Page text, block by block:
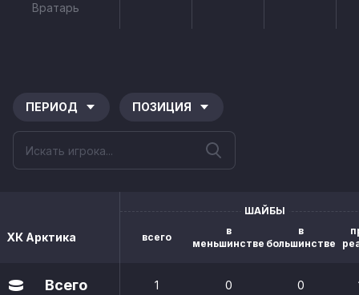
Вратарь
ПЕРИОД ПОЗИЦИЯ
ХК Арктика
ШАЙБЫ
всего
в
меньшинстве
в
большинстве
Всего 1 0 0